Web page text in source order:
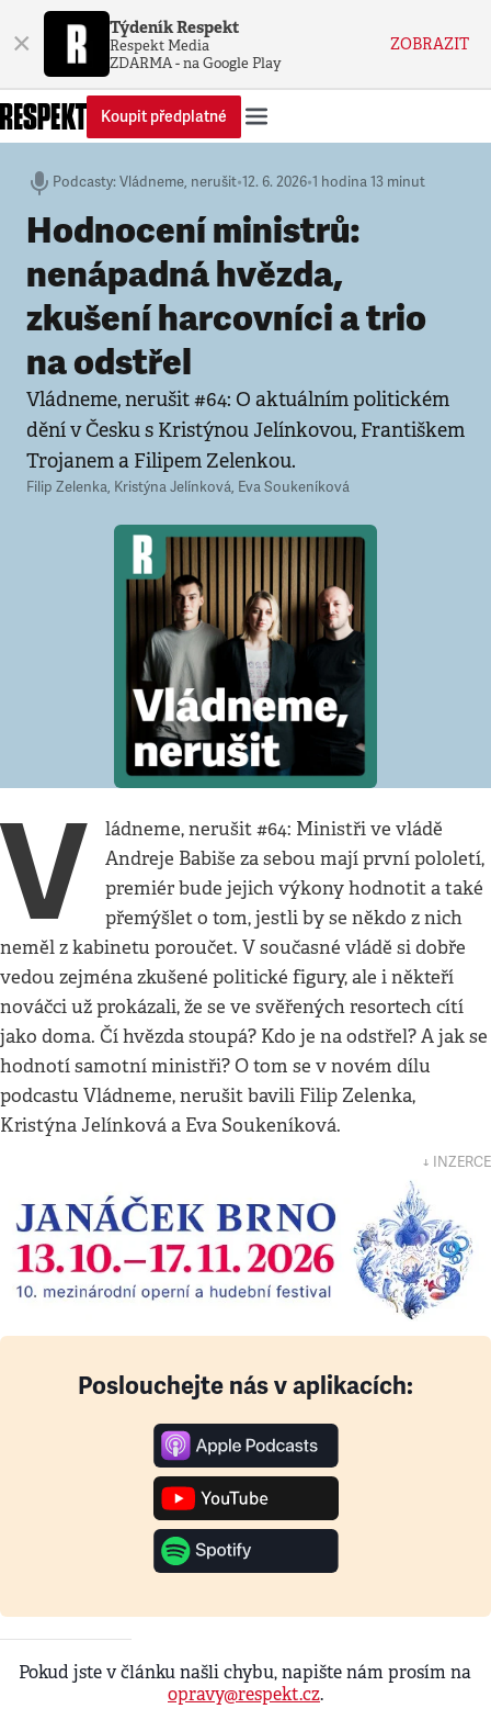
× Týdeník Respekt
Respekt Media
ZDARMA - na Google Play
ZOBRAZIT
Koupit předplatné
Podcasty: Vládneme, nerušit•12. 6. 2026•1 hodina 13 minut
Hodnocení ministrů:
nenápadná hvězda,
zkušení harcovníci a trio
na odstřel
Vládneme, nerušit #64: O aktuálním politickém
dění v Česku s Kristýnou Jelínkovou, Františkem
Trojanem a Filipem Zelenkou.
Filip Zelenka, Kristýna Jelínková, Eva Soukeníková
V
ládneme, nerušit #64: Ministři ve vládě
Andreje Babiše za sebou mají první pololetí,
premiér bude jejich výkony hodnotit a také
přemýšlet o tom, jestli by se někdo z nich
neměl z kabinetu poroučet. V současné vládě si dobře
vedou zejména zkušené politické figury, ale i někteří
nováčci už prokázali, že se ve svěřených resortech cítí
jako doma. Čí hvězda stoupá? Kdo je na odstřel? A jak se
hodnotí samotní ministři? O tom se v novém dílu
podcastu Vládneme, nerušit bavili Filip Zelenka,
Kristýna Jelínková a Eva Soukeníková.
↓ INZERCE
Poslouchejte nás v aplikacích:
Pokud jste v článku našli chybu, napište nám prosím na
opravy@respekt.cz.